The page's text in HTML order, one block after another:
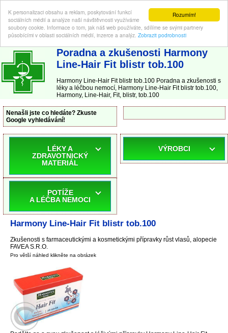
Rozumím!
K personalizaci obsahu a reklam, poskytování funkcí
sociálních médií a analýze naší návštěvnosti využíváme
soubory cookie. Informace o tom, jak náš web používáte, sdílíme se svými partnery
působícími v oblasti sociálních médií, inzerce a analýz. Zobrazit podrobnosti
ABC-LEKARNA.cz | Poradna a zkušenosti s léky a léčbou nemocí
Poradna a zkušenosti Harmony
Line-Hair Fit blistr tob.100
Harmony Line-Hair Fit blistr tob.100 Poradna a zkušenosti s
léky a léčbou nemocí, Harmony Line-Hair Fit blistr tob.100,
Harmony, Line-Hair, Fit, blistr, tob.100
Nenašli jste co hledáte? Zkuste
Google vyhledávání!
LÉKY A
ZDRAVOTNICKÝ
MATERIÁL
POTÍŽE
A LÉČBA NEMOCI
VÝROBCI
Harmony Line-Hair Fit blistr tob.100
Zkušenosti s farmaceutickými a kosmetickými přípravky růst vlasů, alopecie
FAVEA S.R.O.
Pro větší náhled klikněte na obrázek